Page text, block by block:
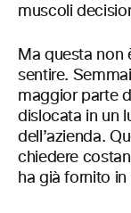
muscoli
Ma questa non
sentire.
maggior parte
dislocata in un
dell’azienda.
chiedere
ha già fornito